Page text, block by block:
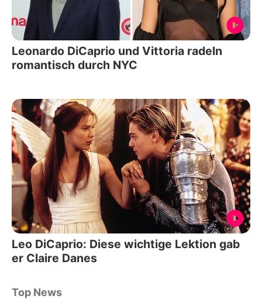
Leonardo DiCaprio und Vittoria radeln
romantisch durch NYC
Leo DiCaprio: Diese wichtige Lektion gab
er Claire Danes
Top News